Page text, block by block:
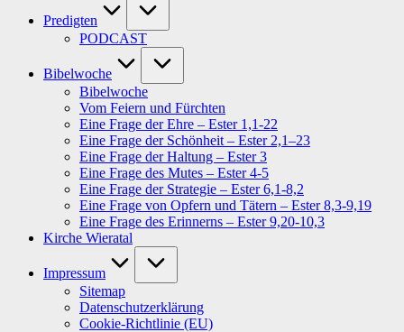
Predigten
PODCAST
Bibelwoche
Bibelwoche
Vom Feiern und Fürchten
Eine Frage der Ehre – Ester 1,1-22
Eine Frage der Schönheit – Ester 2,1–23
Eine Frage der Haltung – Ester 3
Eine Frage des Mutes – Ester 4-5
Eine Frage der Strategie – Ester 6,1-8,2
Eine Frage von Opfern und Tätern – Ester 8,3-9,19
Eine Frage des Erinnerns – Ester 9,20-10,3
Kirche Wieratal
Impressum
Sitemap
Datenschutzerklärung
Cookie-Richtlinie (EU)